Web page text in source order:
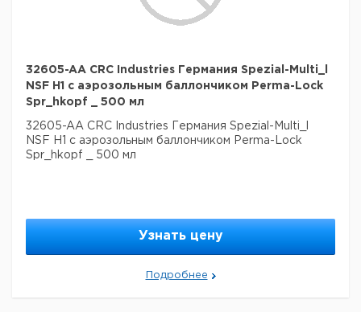
32605-AA CRC Industries Германия Spezial-Multi_l
NSF H1 с аэрозольным баллончиком Perma-Lock
Spr_hkopf _ 500 мл
32605-AA CRC Industries Германия Spezial-Multi_l
NSF H1 с аэрозольным баллончиком Perma-Lock
Spr_hkopf _ 500 мл
Узнать цену
Подробнее